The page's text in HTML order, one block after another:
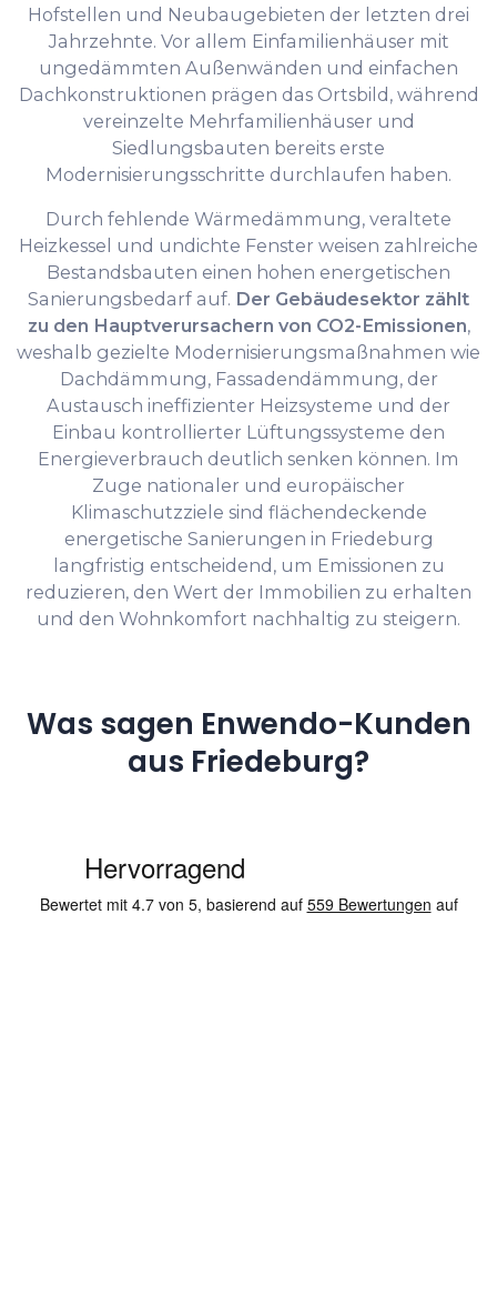
Hofstellen und Neubaugebieten der letzten drei
Jahrzehnte. Vor allem Einfamilienhäuser mit
ungedämmten Außenwänden und einfachen
Dachkonstruktionen prägen das Ortsbild, während
vereinzelte Mehrfamilienhäuser und
Siedlungsbauten bereits erste
Modernisierungsschritte durchlaufen haben.
Durch fehlende Wärmedämmung, veraltete
Heizkessel und undichte Fenster weisen zahlreiche
Bestandsbauten einen hohen energetischen
Sanierungsbedarf auf. Der Gebäudesektor zählt
zu den Hauptverursachern von CO2-Emissionen,
weshalb gezielte Modernisierungsmaßnahmen wie
Dachdämmung, Fassadendämmung, der
Austausch ineffizienter Heizsysteme und der
Einbau kontrollierter Lüftungssysteme den
Energieverbrauch deutlich senken können. Im
Zuge nationaler und europäischer
Klimaschutzziele sind flächendeckende
energetische Sanierungen in Friedeburg
langfristig entscheidend, um Emissionen zu
reduzieren, den Wert der Immobilien zu erhalten
und den Wohnkomfort nachhaltig zu steigern.
Was sagen Enwendo-Kunden
aus Friedeburg?